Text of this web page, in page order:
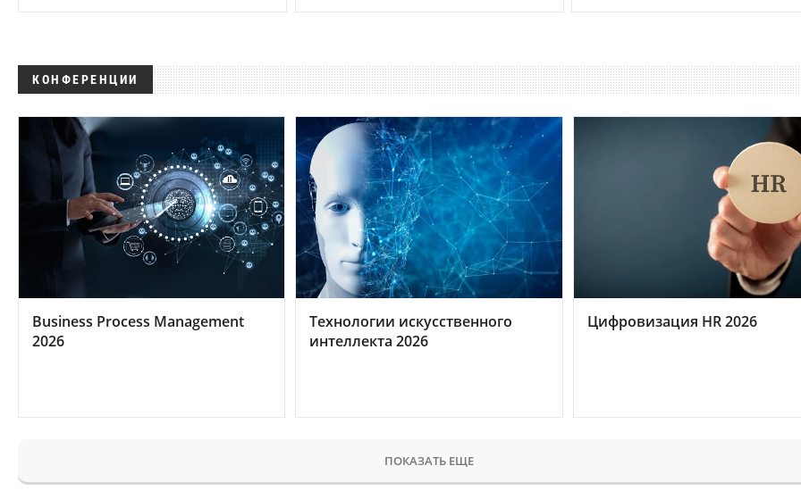
КОНФЕРЕНЦИИ
Business Process Management
2026
Технологии искусственного
интеллекта 2026
Цифровизация HR 2026
ПОКАЗАТЬ ЕЩЕ